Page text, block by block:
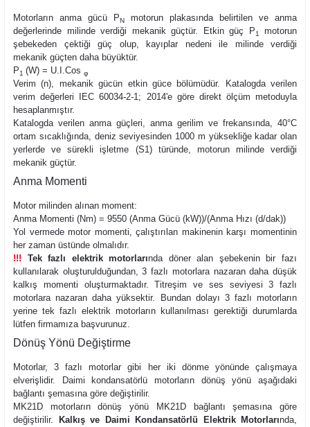
Motorların anma gücü PN motorun plakasında belirtilen ve anma
değerlerinde milinde verdiği mekanik güçtür. Etkin güç P1
motorun
şebekeden çektiği güç olup, kayıplar nedeni ile milinde verdiği
mekanik güçten daha büyüktür.
P1 (W) = U.I.Cos φ
Verim (n), mekanik gücün etkin güce bölümüdür. Katalogda verilen
verim değerleri IEC 60034-2-1; 2014'e göre direkt ölçüm metoduyla
hesaplanmıştır.
Katalogda verilen anma güçleri, anma gerilim ve frekansında, 40°C
ortam sıcaklığında, deniz seviyesinden 1000 m yüksekliğe kadar olan
yerlerde ve sürekli işletme (S1) türünde, motorun milinde verdiği
mekanik güçtür.
Anma Momenti
Motor milinden alınan moment:
Anma Momenti (Nm) = 9550 (Anma Gücü (kW))/(Anma Hızı (d/dak))
Yol vermede motor momenti, çalıştırılan makinenin karşı momentinin
her zaman üstünde olmalıdır.
!!!
Tek fazlı elektrik motorlarında döner alan şebekenin bir fazı
kullanılarak oluşturulduğundan, 3 fazlı motorlara nazaran daha düşük
kalkış momenti oluşturmaktadır. Titreşim ve ses seviyesi 3 fazlı
motorlara nazaran daha yüksektir. Bundan dolayı 3 fazlı motorların
yerine tek fazlı elektrik motorların kullanılması gerektiği durumlarda
lütfen firmamıza başvurunuz.
Dönüş Yönü Değiştirme
Motorlar, 3 fazlı motorlar gibi her iki dönme yönünde çalışmaya
elverişlidir. Daimi kondansatörlü motorların dönüş yönü aşağıdaki
bağlantı şemasına göre değiştirilir.
MK21D motorların dönüş yönü MK21D bağlantı şemasına göre
değiştirilir.
Kalkış ve Daimi Kondansatörlü Elektrik Motorlarında,